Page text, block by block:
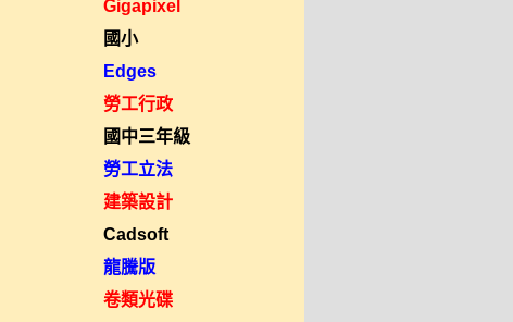
Gigapixel
國小
Edges
勞工行政
國中三年級
勞工立法
建築設計
Cadsoft
龍騰版
卷類光碟